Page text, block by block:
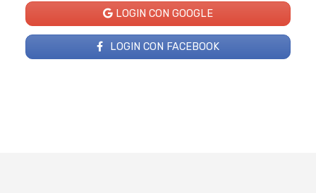
LOGIN CON GOOGLE
LOGIN CON FACEBOOK